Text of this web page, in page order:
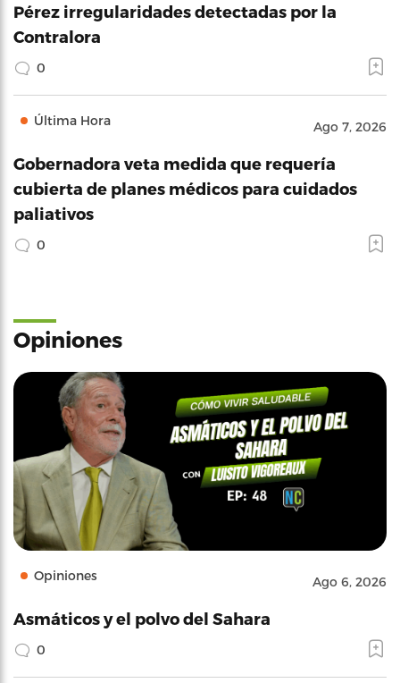
Pérez irregularidades detectadas por la
Contralora
0
Última Hora Ago 7, 2026
Gobernadora veta medida que requería
cubierta de planes médicos para cuidados
paliativos
0
Opiniones
Opiniones Ago 6, 2026
Asmáticos y el polvo del Sahara
0